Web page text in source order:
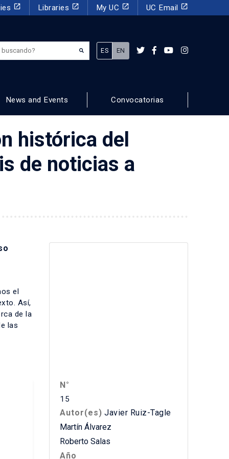
launch Libraries launch My UC launch UC Email launch
¿Qué estás buscando?
ES EN
News and Events Convocatorias
histórica del
de noticias a
el
Así,
de la
las
N°
15
Autor(es) Javier Ruiz-Tagle
Martín Álvarez
Roberto Salas
Año